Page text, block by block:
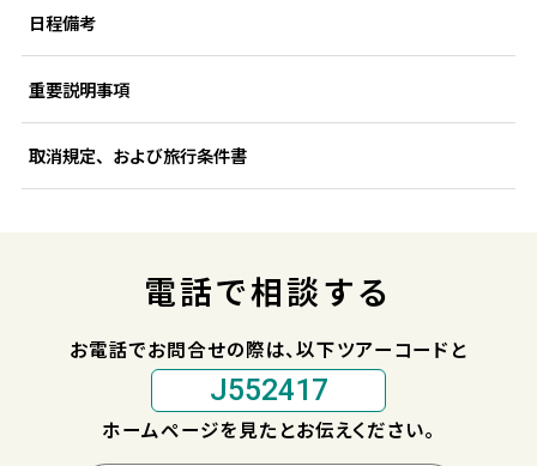
日程備考
重要説明事項
取消規定、および旅行条件書
電話で相談する
お電話でお問合せの際は、以下ツアーコードと
J552417
ホームページを見たとお伝えください。